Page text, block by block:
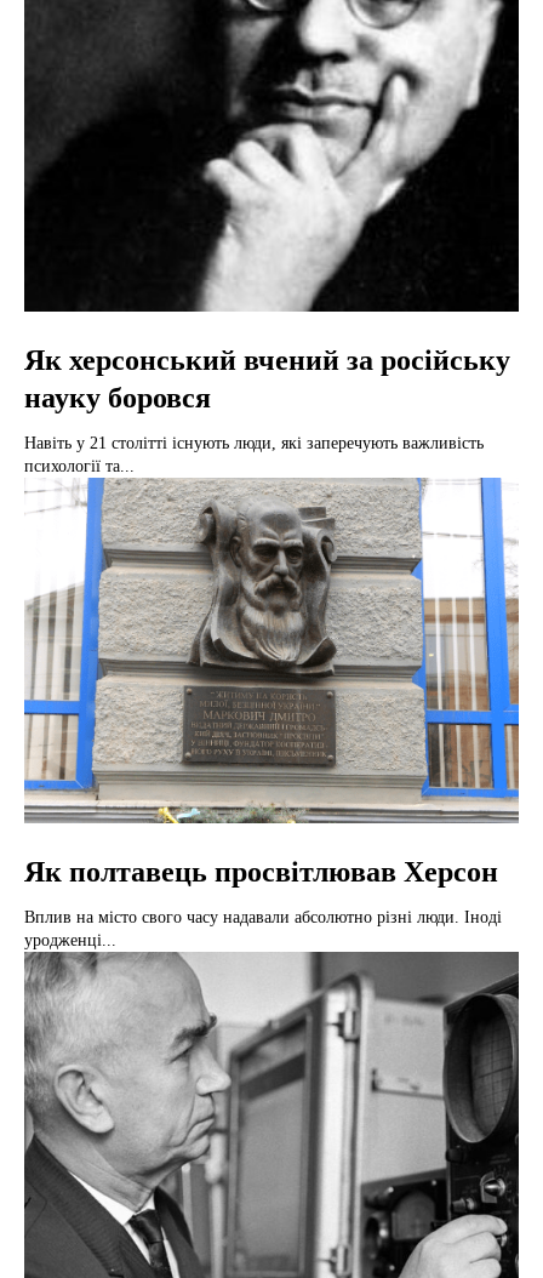
Як херсонський вчений за російську
науку боровся
Навіть у 21 столітті існують люди, які заперечують важливість
психології та...
Як полтавець просвітлював Херсон
Вплив на місто свого часу надавали абсолютно різні люди. Іноді
уродженці...